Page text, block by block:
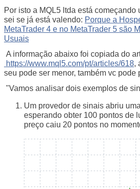
Por isto a MQL5 ltda está começando
sei se já está valendo: Porque a
MetaTrader 4 e no MetaTrader 5 são
Usuais
A informação abaixo foi copiada do
https://www.mql5.com/pt/articles/618,
seu pode ser menor, também vc pode
"Vamos analisar dois exemplos de
Um provedor de sinais abriu
esperando obter 100 pontos de
preço caiu 20 pontos no